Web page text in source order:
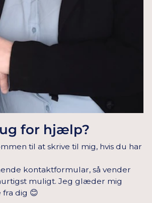
for hjælp?
til at skrive til mig, hvis du har
kontaktformular, så vender
muligt. Jeg glæder mig
dig 😊